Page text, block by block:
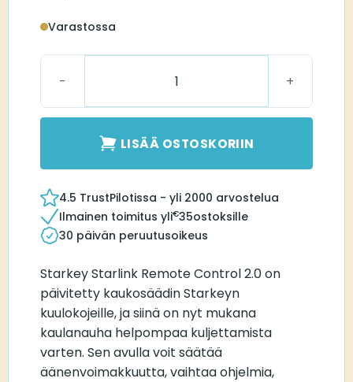
Varastossa
LISÄÄ OSTOSKORIIN
4.5 TrustPilotissa - yli 2000 arvostelua
Ilmainen toimitus yli€35ostoksille
30 päivän peruutusoikeus
Starkey Starlink Remote Control 2.0 on
päivitetty kaukosäädin Starkeyn
kuulokojeille, ja siinä on nyt mukana
kaulanauha helpompaa kuljettamista
varten. Sen avulla voit säätää
äänenvoimakkuutta, vaihtaa ohjelmia,